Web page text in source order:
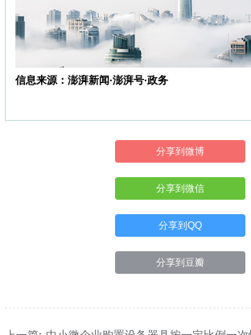
信息来源：澎湃新闻·澎湃号·政务
分享到微博
分享到微信
分享到QQ
分享到豆瓣